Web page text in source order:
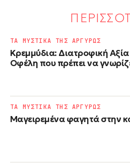
Κρεμμύδια: Διατροφική Αξία
Οφέλη που πρέπει να
ΤΑ ΜΥΣΤΙΚΑ ΤΗΣ ΑΡΓΥΡΩΣ
Μαγειρεμένα φαγητά στην
ΤΑ ΜΥΣΤΙΚΑ ΤΗΣ ΑΡΓΥΡΩΣ